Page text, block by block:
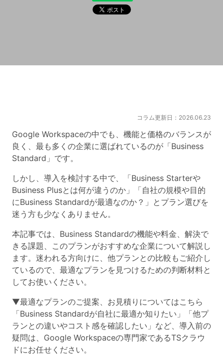
コラム更新日：2026.06.23
Google Workspaceの中でも、機能と価格のバランスが
良く、最も多くの企業に選ばれているのが「Business
Standard」です。
しかし、導入を検討する中で、「Business Starterや
Business Plusとは何が違うのか」「自社の規模や目的
にBusiness Standardが最適なのか？」とプラン選びを
迷う方も少なくありません。
本記事では、Business Standardの機能や料金、解決で
きる課題、このプランがおすすめな企業について解説し
ます。迷われる方向けに、他プランとの比較もご紹介し
ているので、最適なプランを見つけるための判断材料と
してお使いください。
▼最適なプランのご提案、お見積りについてはこちら
「Business Standardが自社に最適か知りたい」「他プ
ランとの違いやコスト感を確認したい」など、導入前の
疑問は、Google Workspaceの専門家であるTSクラウ
ドにお任せください。